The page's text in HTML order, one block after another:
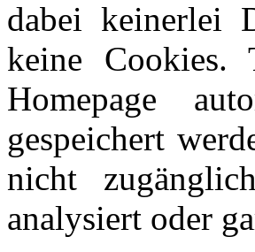
dabei keinerlei
keine Cookies.
Homepage
gespeichert
nicht
analysiert oder